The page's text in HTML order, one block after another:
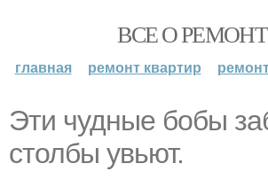
ВСЕ О
главная ремонт квартир
Эти чудные бобы
столбы увьют.